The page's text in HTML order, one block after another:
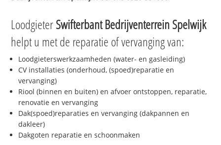
LoodgieterSwifterbant Bedrijventerrein Spelwijk
helpt u met de reparatie of vervanging van:
Loodgieterswerkzaamheden (water- en gasleiding)
CV installaties (onderhoud, (spoed)reparatie en
vervanging)
Riool (binnen en buiten) en afvoer ontstoppen, reparatie,
renovatie en vervanging
Dak(spoed)reparaties en vervanging (dakpannen en
dakleer)
Dakgoten reparatie en schoonmaken